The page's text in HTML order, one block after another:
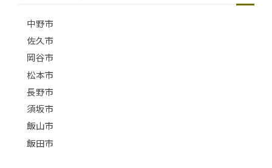
中野市
佐久市
岡谷市
松本市
長野市
須坂市
飯山市
飯田市